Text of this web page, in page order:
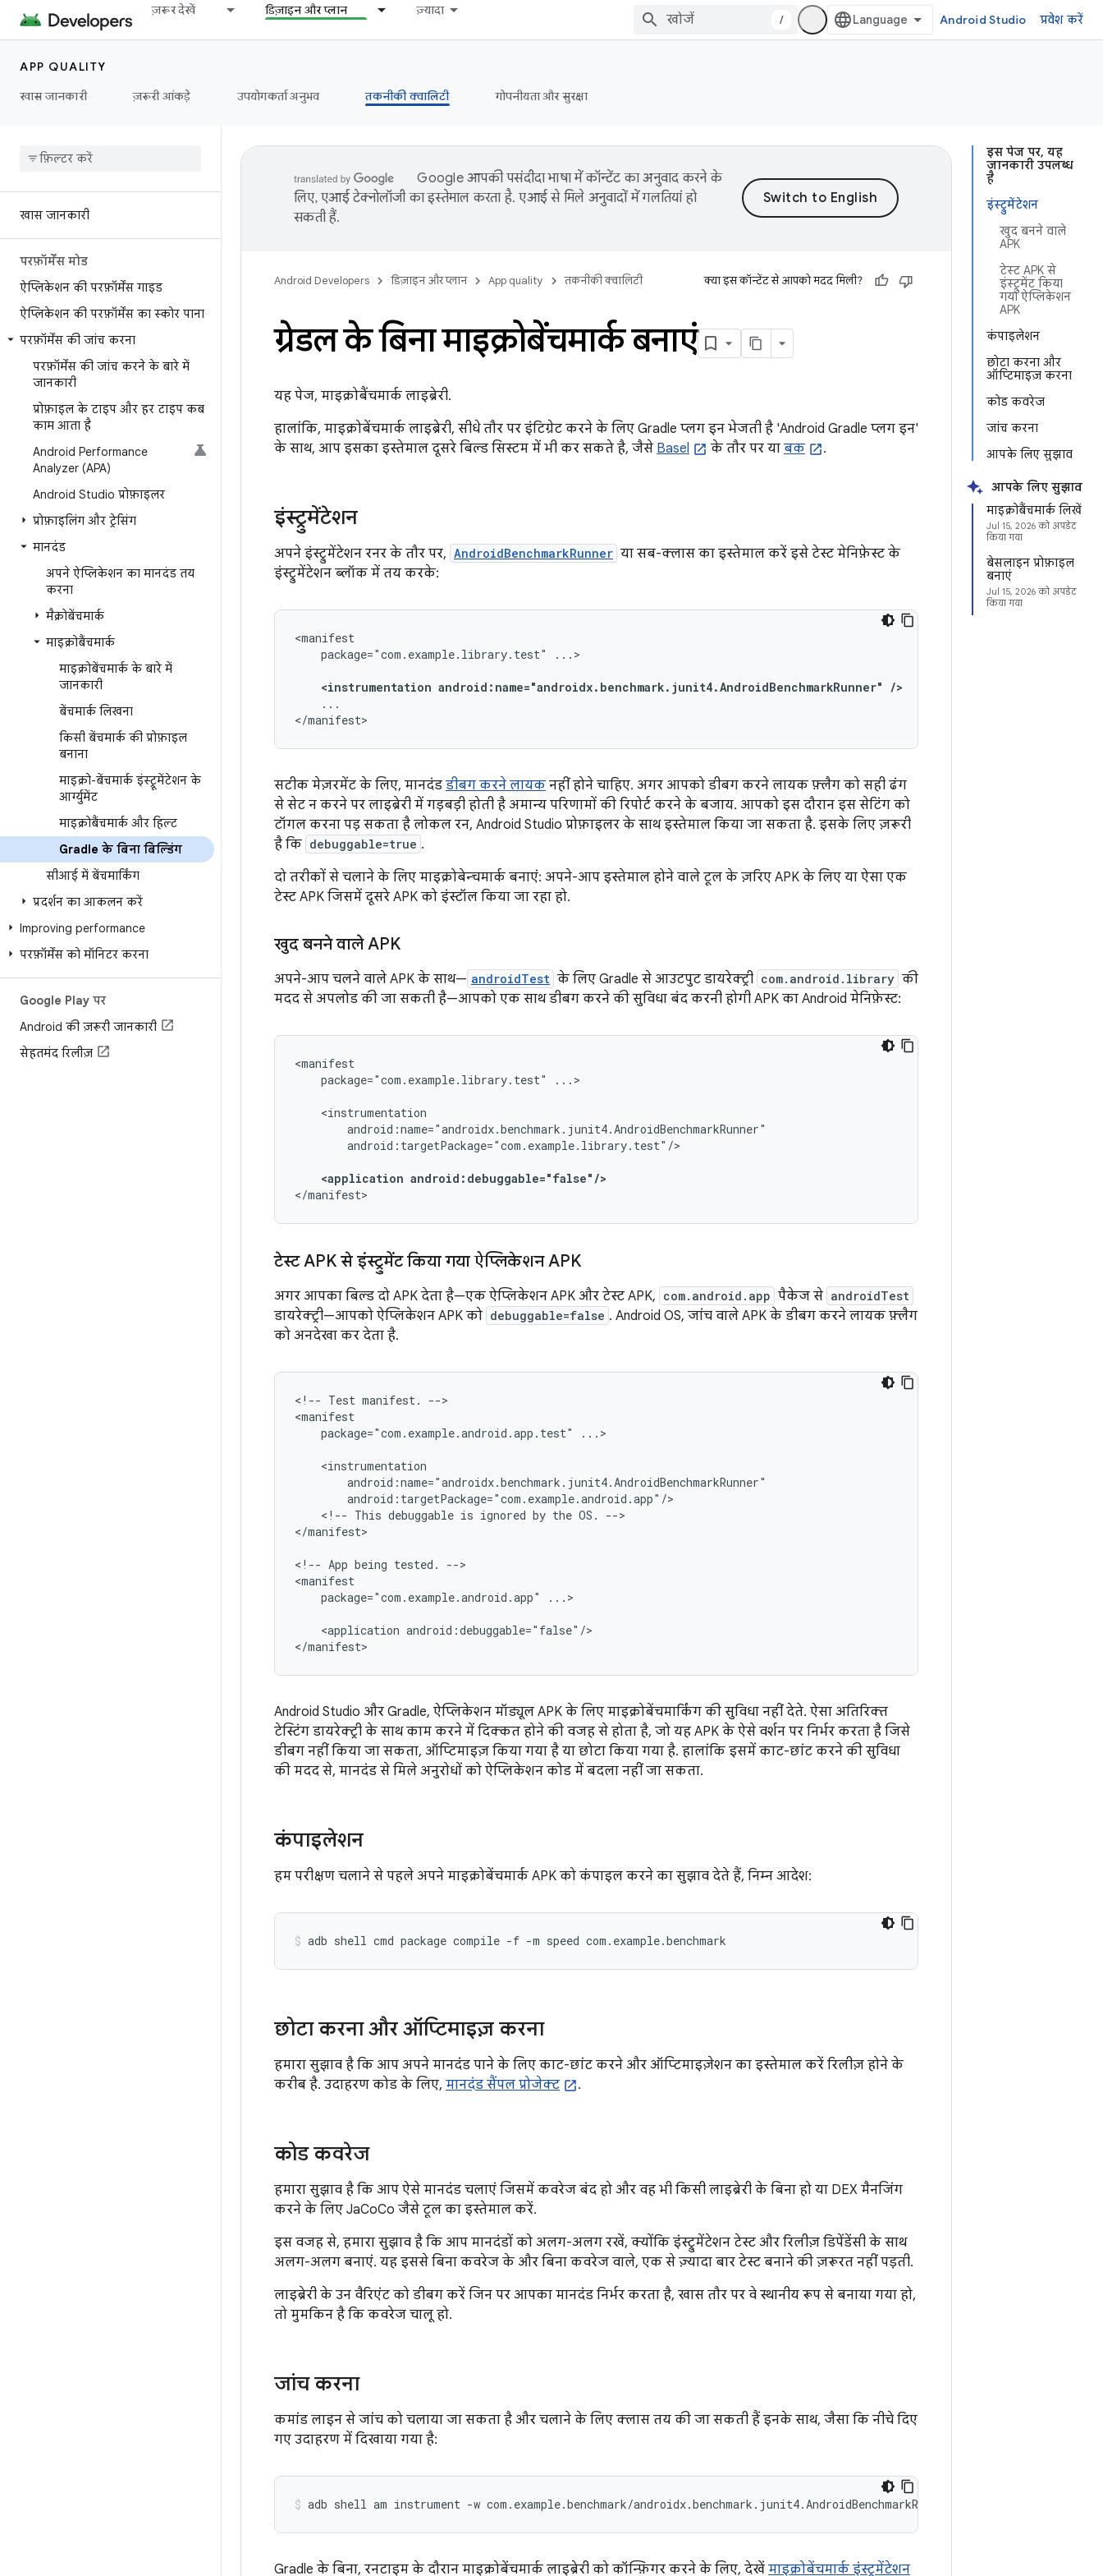
ज़रूर देखें डिज़ाइन और प्लान ज़्यादा
/ Android Studio प्रवेश करें
APP QUALITY
खास जानकारी
ज़रूरी आंकड़े उपयोगकर्ता अनुभव तकनीकी क्वालिटी गोपनीयता और सुरक्षा
खास जानकारी
परफ़ॉर्मेंस मोड
ऐप्लिकेशन की परफ़ॉर्मेंस गाइड
ऐप्लिकेशन की परफ़ॉर्मेंस का स्कोर पाना
परफ़ॉर्मेंस की जांच करना
परफ़ॉर्मेंस की जांच करने के बारे में
जानकारी
प्रोफ़ाइल के टाइप और हर टाइप कब
काम आता है
Android Performance
Analyzer (APA)
Android Studio प्रोफ़ाइलर
प्रोफ़ाइलिंग और ट्रेसिंग
मानदंड
अपने ऐप्लिकेशन का मानदंड तय
करना
मैक्रोबेंचमार्क
माइक्रोबैंचमार्क
माइक्रोबेंचमार्क के बारे में
जानकारी
बेंचमार्क लिखना
किसी बेंचमार्क की प्रोफ़ाइल
बनाना
माइक्रो-बेंचमार्क इंस्ट्रूमेंटेशन के
आर्ग्युमेंट
माइक्रोबैंचमार्क और हिल्ट
Gradle के बिना बिल्डिंग
सीआई में बेंचमार्किंग
प्रदर्शन का आकलन करें
Improving performance
परफ़ॉर्मेंस को मॉनिटर करना
Google Play पर
Android की ज़रूरी जानकारी
सेहतमंद रिलीज़
इस पेज पर, यह
जानकारी उपलब्ध
है
इंस्ट्रुमेंटेशन
खुद बनने वाले
APK
टेस्ट APK से
इंस्ट्रुमेंट किया
गया ऐप्लिकेशन
APK
कंपाइलेशन
छोटा करना और
ऑप्टिमाइज़ करना
कोड कवरेज
जांच करना
आपके लिए सुझाव
आपके लिए सुझाव
माइक्रोबैंचमार्क लिखें
Jul 15, 2026 को अपडेट
किया गया
बेसलाइन प्रोफ़ाइल
बनाएं
Jul 15, 2026 को अपडेट
किया गया
Google आपकी पसंदीदा भाषा में कॉन्टेंट का अनुवाद करने के
लिए, एआई टेक्नोलॉजी का इस्तेमाल करता है. एआई से मिले अनुवादों में गलतियां हो
सकती हैं.
Android Developers डिज़ाइन और प्लान App quality तकनीकी क्वालिटी क्या इस कॉन्टेंट से आपको मदद मिली?
ग्रेडल के बिना माइक्रोबेंचमार्क बनाएं
यह पेज, माइक्रोबैंचमार्क लाइब्रेरी.
हालांकि, माइक्रोबेंचमार्क लाइब्रेरी, सीधे तौर पर इंटिग्रेट करने के लिए Gradle प्लग इन भेजती है 'Android Gradle प्लग इन'
के साथ, आप इसका इस्तेमाल दूसरे बिल्ड सिस्टम में भी कर सकते है, जैसे Basel के तौर पर या बक .
इंस्ट्रुमेंटेशन
अपने इंस्ट्रुमेंटेशन रनर के तौर पर, AndroidBenchmarkRunner या सब-क्लास का इस्तेमाल करें इसे टेस्ट मेनिफ़ेस्ट के
इंस्ट्रुमेंटेशन ब्लॉक में तय करके:
package="com.example.library.test"
...>
<instrumentation android:name="androidx.benchmark.junit4.AndroidBenchmarkRunner" />
...
</manifest>
सटीक मेज़रमेंट के लिए, मानदंड डीबग करने लायक नहीं होने चाहिए. अगर आपको डीबग करने लायक फ़्लैग को सही ढंग
से सेट न करने पर लाइब्रेरी में गड़बड़ी होती है अमान्य परिणामों की रिपोर्ट करने के बजाय. आपको इस दौरान इस सेटिंग को
टॉगल करना पड़ सकता है लोकल रन, Android Studio प्रोफ़ाइलर के साथ इस्तेमाल किया जा सकता है. इसके लिए ज़रूरी
है कि debuggable=true .
दो तरीकों से चलाने के लिए माइक्रोबेन्चमार्क बनाएं: अपने-आप इस्तेमाल होने वाले टूल के ज़रिए APK के लिए या ऐसा एक
टेस्ट APK जिसमें दूसरे APK को इंस्टॉल किया जा रहा हो.
खुद बनने वाले APK
अपने-आप चलने वाले APK के साथ— androidTest के लिए Gradle से आउटपुट डायरेक्ट्री com.android.library की
मदद से अपलोड की जा सकती है—आपको एक साथ डीबग करने की सुविधा बंद करनी होगी APK का Android मेनिफ़ेस्ट:
package="com.example.library.test"
...>
android:targetPackage="com.example.library.test"/>
<application android:debuggable="false"/>
</manifest>
टेस्ट APK से इंस्ट्रुमेंट किया गया ऐप्लिकेशन APK
अगर आपका बिल्ड दो APK देता है—एक ऐप्लिकेशन APK और टेस्ट APK, com.android.app पैकेज से androidTest
डायरेक्ट्री—आपको ऐप्लिकेशन APK को debuggable=false . Android OS, जांच वाले APK के डीबग करने लायक फ़्लैग
को अनदेखा कर देता है.
<!-- Test manifest.
-->
package="com.example.android.app.test"
...>
<!-- This debuggable is ignored by the OS.
-->
</manifest>
<!-- App being tested.
-->
package="com.example.android.app"
...>
<application android:debuggable="false"/>
</manifest>
Android Studio और Gradle, ऐप्लिकेशन मॉड्यूल APK के लिए माइक्रोबेंचमार्किंग की सुविधा नहीं देते. ऐसा अतिरिक्त
टेस्टिंग डायरेक्ट्री के साथ काम करने में दिक्कत होने की वजह से होता है, जो यह APK के ऐसे वर्शन पर निर्भर करता है जिसे
डीबग नहीं किया जा सकता, ऑप्टिमाइज़ किया गया है या छोटा किया गया है. हालांकि इसमें काट-छांट करने की सुविधा
की मदद से, मानदंड से मिले अनुरोधों को ऐप्लिकेशन कोड में बदला नहीं जा सकता.
कंपाइलेशन
हम परीक्षण चलाने से पहले अपने माइक्रोबेंचमार्क APK को कंपाइल करने का सुझाव देते हैं, निम्न आदेश:
adb shell cmd package compile -f -m speed com.example.benchmark
छोटा करना और ऑप्टिमाइज़ करना
हमारा सुझाव है कि आप अपने मानदंड पाने के लिए काट-छांट करने और ऑप्टिमाइज़ेशन का इस्तेमाल करें रिलीज़ होने के
करीब है. उदाहरण कोड के लिए, मानदंड सैंपल प्रोजेक्ट .
कोड कवरेज
हमारा सुझाव है कि आप ऐसे मानदंड चलाएं जिसमें कवरेज बंद हो और वह भी किसी लाइब्रेरी के बिना हो या DEX मैनजिंग
करने के लिए JaCoCo जैसे टूल का इस्तेमाल करें.
इस वजह से, हमारा सुझाव है कि आप मानदंडों को अलग-अलग रखें, क्योंकि इंस्ट्रुमेंटेशन टेस्ट और रिलीज़ डिपेंडेंसी के साथ
अलग-अलग बनाएं. यह इससे बिना कवरेज के और बिना कवरेज वाले, एक से ज़्यादा बार टेस्ट बनाने की ज़रूरत नहीं पड़ती.
लाइब्रेरी के उन वैरिएंट को डीबग करें जिन पर आपका मानदंड निर्भर करता है, खास तौर पर वे स्थानीय रूप से बनाया गया हो,
तो मुमकिन है कि कवरेज चालू हो.
जांच करना
कमांड लाइन से जांच को चलाया जा सकता है और चलाने के लिए क्लास तय की जा सकती हैं इनके साथ, जैसा कि नीचे दिए
गए उदाहरण में दिखाया गया है:
adb shell am instrument -w com.example.benchmark/androidx.benchmark.junit4.AndroidBenchmarkRunner
Gradle के बिना, रनटाइम के दौरान माइक्रोबेंचमार्क लाइब्रेरी को कॉन्फ़िगर करने के लिए, देखें माइक्रोबेंचमार्क इंस्ट्रुमेंटेशन